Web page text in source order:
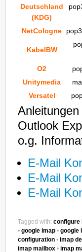
Deutschland
(KDG)
NetCologne
KabelBW
O2
Unitymedia
Versatel
Outlook
o.g.
E-Mail
E-Mail
E-Mail
Tagged with: configure
• google imap • google
configuration • imap de
imap mailbox • imap